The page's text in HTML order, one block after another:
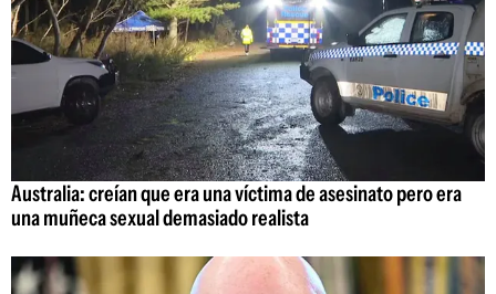
Australia: creían que era una víctima de asesinato pero era
una muñeca sexual demasiado realista